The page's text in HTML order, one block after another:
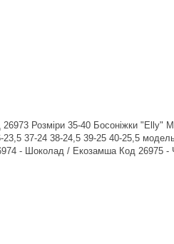
Розміри 35-40 Босоніжки "Elly"
37-24 38-24,5 39-25 40-25,5
- Шоколад / Екозамша Код 26975 -